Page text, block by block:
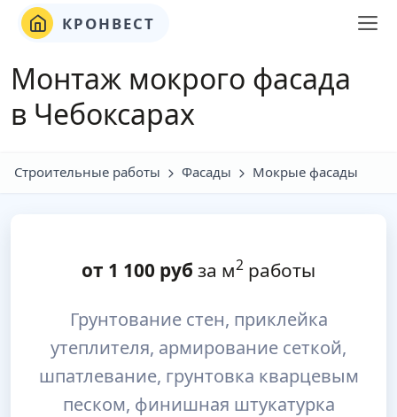
КРОНВЕСТ
Монтаж мокрого фасада
в Чебоксарах
Строительные работы Фасады Мокрые фасады
от 1 100 руб за м2 работы
Грунтование стен, приклейка
утеплителя, армирование сеткой,
шпатлевание, грунтовка кварцевым
песком, финишная штукатурка